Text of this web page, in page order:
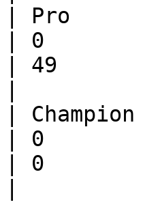
| Pro
| 0
| 49
|
| 0
| 0